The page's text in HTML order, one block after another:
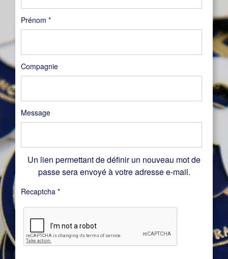
Prénom *
Compagnie
Message
Un lien permettant de définir un nouveau mot de
passe sera envoyé à votre adresse e-mail.
Recaptcha *